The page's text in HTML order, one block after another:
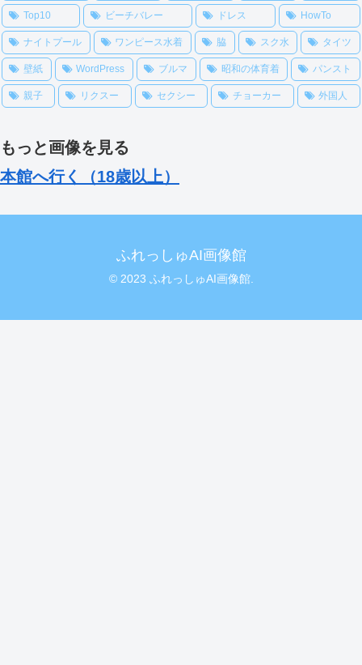
Top10 ビーチバレー ドレス HowTo
ナイトプール ワンピース水着 脇 スク水 タイツ
壁紙 WordPress ブルマ 昭和の体育着 パンスト
親子 リクスー セクシー チョーカー 外国人
もっと画像を見る
本館へ行く（18歳以上）
ふれっしゅAI画像館
© 2023 ふれっしゅAI画像館.